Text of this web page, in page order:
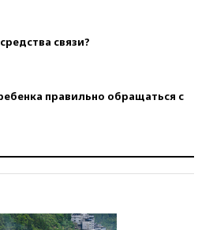
связи?
правильно обращаться с